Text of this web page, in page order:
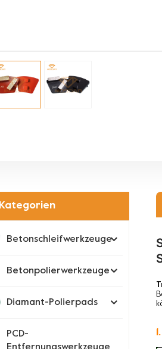
Kategorien
Betonschleifwerkzeuge
Betonpolierwerkzeuge
Diamant-Polierpads
PCD-